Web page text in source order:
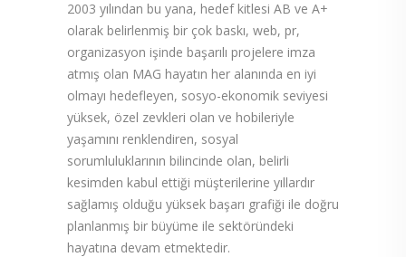
2003 yılından bu yana, hedef kitlesi AB ve A+
olarak belirlenmiş bir çok baskı, web, pr,
organizasyon işinde başarılı projelere imza
atmış olan MAG hayatın her alanında en iyi
olmayı hedefleyen, sosyo-ekonomik seviyesi
yüksek, özel zevkleri olan ve hobileriyle
yaşamını renklendiren, sosyal
sorumluluklarının bilincinde olan, belirli
kesimden kabul ettiği müşterilerine yıllardır
sağlamış olduğu yüksek başarı grafiği ile doğru
planlanmış bir büyüme ile sektöründeki
hayatına devam etmektedir.